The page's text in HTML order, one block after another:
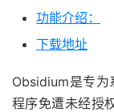
功能介绍：
下载地址
Obsidium是专为
程序免遭未经授